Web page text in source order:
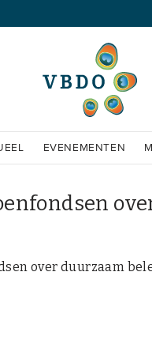
EVENEMENTEN
over duurzaam